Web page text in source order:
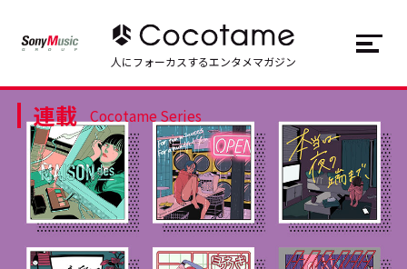
トップ Top
記事一覧 Articles
連載一覧 Series
JP EN
人にフォーカスするエンタメマガジン
連載 Cocotame Series